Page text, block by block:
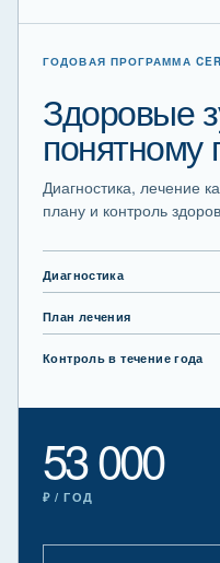
ГОДОВАЯ ПРОГРАММА
Здоровые
понятному
Диагностика, лечение
плану и контроль
Диагностика
План лечения
Контроль в течение года
53 000
₽ / ГОД